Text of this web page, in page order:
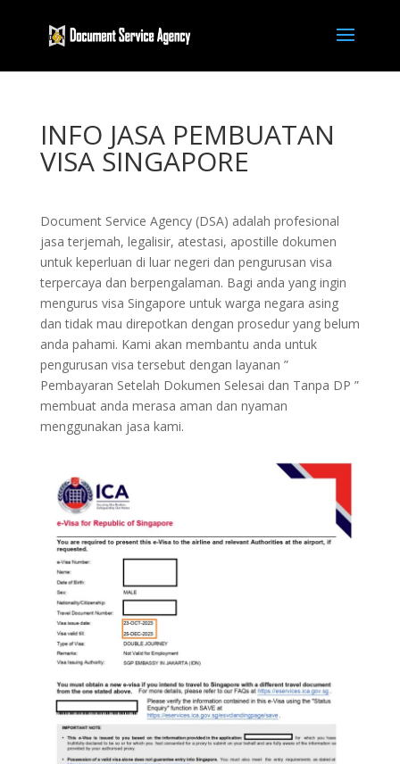
INFO JASA PEMBUATAN
VISA SINGAPORE
Document Service Agency (DSA) adalah profesional
jasa terjemah, legalisir, atestasi, apostille dokumen
untuk keperluan di luar negeri dan pengurusan visa
terpercaya dan berpengalaman. Bagi anda yang ingin
mengurus visa Singapore untuk warga negara asing
dan tidak mau direpotkan dengan prosedur yang belum
anda pahami. Kami akan membantu anda untuk
pengurusan visa tersebut dengan layanan ”
Pembayaran Setelah Dokumen Selesai dan Tanpa DP ”
membuat anda merasa aman dan nyaman
menggunakan jasa kami.